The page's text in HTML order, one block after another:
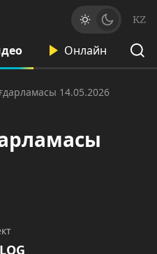
KZ
Онлайн
14.05.2026